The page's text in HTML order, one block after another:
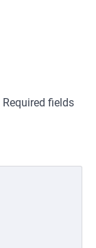
Required fields